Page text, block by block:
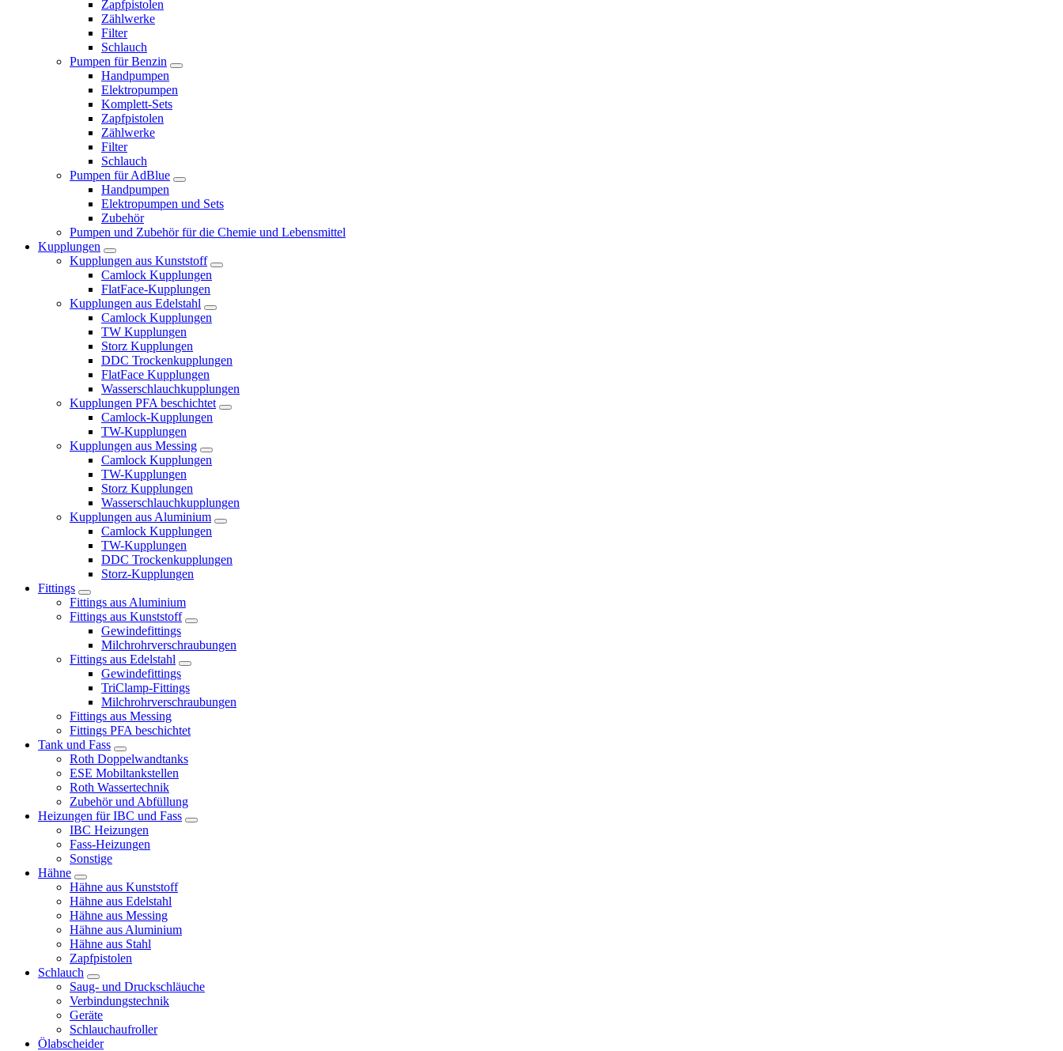
Zapfpistolen
Zählwerke
Filter
Schlauch
Pumpen für Benzin
Handpumpen
Elektropumpen
Komplett-Sets
Zapfpistolen
Zählwerke
Filter
Schlauch
Pumpen für AdBlue
Handpumpen
Elektropumpen und Sets
Zubehör
Pumpen und Zubehör für die Chemie und Lebensmittel
Kupplungen
Kupplungen aus Kunststoff
Camlock Kupplungen
FlatFace-Kupplungen
Kupplungen aus Edelstahl
Camlock Kupplungen
TW Kupplungen
Storz Kupplungen
DDC Trockenkupplungen
FlatFace Kupplungen
Wasserschlauchkupplungen
Kupplungen PFA beschichtet
Camlock-Kupplungen
TW-Kupplungen
Kupplungen aus Messing
Camlock Kupplungen
TW-Kupplungen
Storz Kupplungen
Wasserschlauchkupplungen
Kupplungen aus Aluminium
Camlock Kupplungen
TW-Kupplungen
DDC Trockenkupplungen
Storz-Kupplungen
Fittings
Fittings aus Aluminium
Fittings aus Kunststoff
Gewindefittings
Milchrohrverschraubungen
Fittings aus Edelstahl
Gewindefittings
TriClamp-Fittings
Milchrohrverschraubungen
Fittings aus Messing
Fittings PFA beschichtet
Tank und Fass
Roth Doppelwandtanks
ESE Mobiltankstellen
Roth Wassertechnik
Zubehör und Abfüllung
Heizungen für IBC und Fass
IBC Heizungen
Fass-Heizungen
Sonstige
Hähne
Hähne aus Kunststoff
Hähne aus Edelstahl
Hähne aus Messing
Hähne aus Aluminium
Hähne aus Stahl
Zapfpistolen
Schlauch
Saug- und Druckschläuche
Verbindungstechnik
Geräte
Schlauchaufroller
Ölabscheider